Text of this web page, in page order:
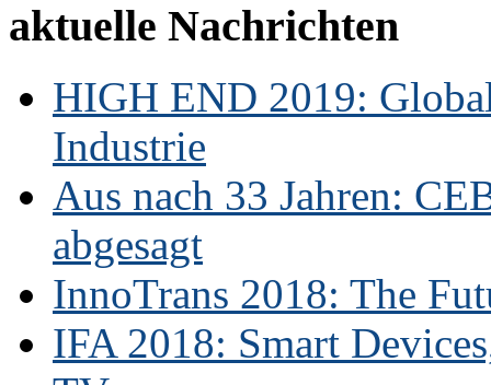
aktuelle Nachrichten
HIGH END 2019:
Industrie
Aus nach 33 Jahren:
abgesagt
InnoTrans 2018: The
IFA 2018: Smart